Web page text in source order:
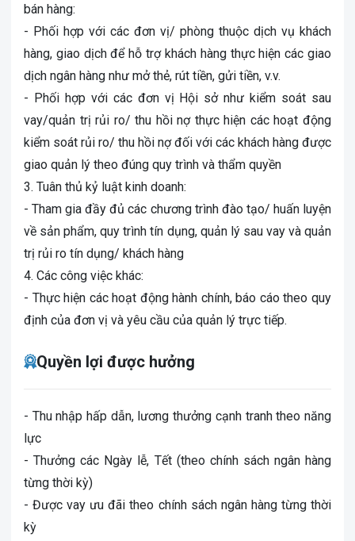
bán hàng:
- Phối hợp với các đơn vị/ phòng thuộc dịch vụ khách
hàng, giao dịch để hỗ trợ khách hàng thực hiện các giao
dịch ngân hàng như mở thẻ, rút tiền, gửi tiền, v.v.
- Phối hợp với các đơn vị Hội sở như kiểm soát sau
vay/quản trị rủi ro/ thu hồi nợ thực hiện các hoạt động
kiểm soát rủi ro/ thu hồi nợ đối với các khách hàng được
giao quản lý theo đúng quy trình và thẩm quyền
3. Tuân thủ kỷ luật kinh doanh:
- Tham gia đầy đủ các chương trình đào tạo/ huấn luyện
về sản phẩm, quy trình tín dụng, quản lý sau vay và quản
trị rủi ro tín dụng/ khách hàng
4. Các công việc khác:
- Thực hiện các hoạt động hành chính, báo cáo theo quy
định của đơn vị và yêu cầu của quản lý trực tiếp.
Quyền lợi được hưởng
- Thu nhập hấp dẫn, lương thưởng cạnh tranh theo năng
lực
- Thưởng các Ngày lễ, Tết (theo chính sách ngân hàng
từng thời kỳ)
- Được vay ưu đãi theo chính sách ngân hàng từng thời
kỳ